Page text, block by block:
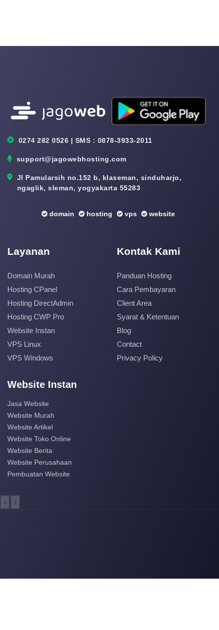
0274 282 0526 | SMS : 0878-3933-2011
support@jagowebhosting.com
Jl Pamularsih no.152 b, klaseman, sinduharjo,
ngaglik, sleman, yogyakarta 55283
domain hosting vps website
Layanan
Domain Murah
Hosting CPanel
Hosting DirectAdmin
Hosting CWP Pro
Website Instan
VPS Linux
VPS Windows
Kontak Kami
Panduan Hosting
Cara Pembayaran
Client Area
Syarat & Ketentuan
Blog
Contact
Privacy Policy
Website Instan
Jasa Website
Website Murah
Website Artikel
Website Toko Online
Website Berita
Website Perusahaan
Pembuatan Website
‹ ›